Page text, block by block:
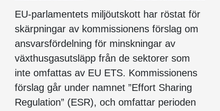
EU-parlamentets miljöutskott har röstat för
skärpningar av kommissionens förslag om
ansvarsfördelning för minskningar av
växthusgasutsläpp från de sektorer som
inte omfattas av EU ETS. Kommissionens
förslag går under namnet ”Effort Sharing
Regulation” (ESR), och omfattar perioden